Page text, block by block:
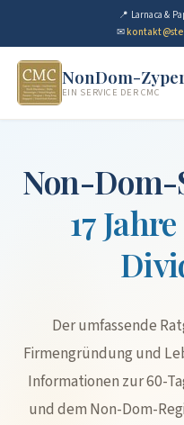
📍 Larnaca &
✉
NonDom-
EIN SERVICE DER CMC
Non-Dom-
17
Der umfassende
Firmengründung und
Informationen zur 60-
und dem Non-Dom-